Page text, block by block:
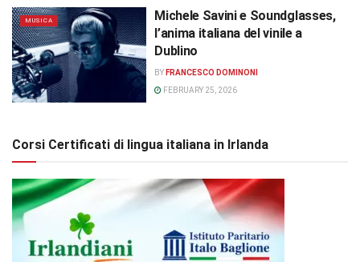
MUSICA
Michele Savini e Soundglasses,
l’anima italiana del vinile a
Dublino
BY FRANCESCO DOMINONI
FEBRUARY 25, 2026
Corsi Certificati di lingua italiana in Irlanda